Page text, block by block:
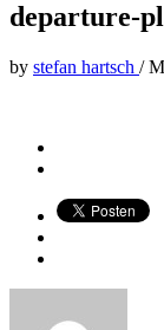
departure-
by stefan hartsch /